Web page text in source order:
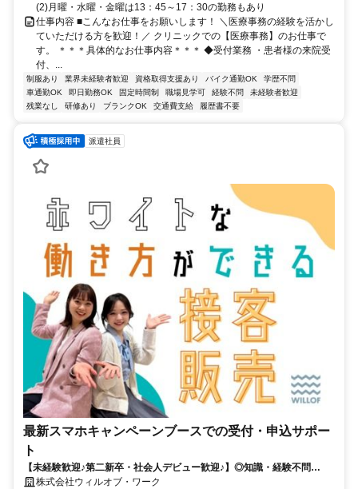
(2)月曜・水曜・金曜は13：45～17：30の勤務もあり
仕事内容 ■こんなお仕事をお願いします！ ＼医療事務の経験を活かし
ていただける方を歓迎！／ クリニックでの【医療事務】のお仕事で
す。 ＊＊＊具体的なお仕事内容＊＊＊ ◆受付業務 ・患者様の来院受
付、...
制服あり 業界未経験者歓迎 資格取得支援あり バイク通勤OK
学歴不問
車通勤OK
即日勤務OK 固定時間制 職場見学可 経験不問
未経験者歓迎
残業なし
研修あり ブランクOK 交通費支給 履歴書不要
派遣社員
最新スマホキャンペーンブースでの受付・申込サポー
ト
【未経験歓迎♪第二新卒・社会人デビュー歓迎♪】◎知識・経験不問
◎NOサービス残業 ◎自社正社員も目指せる
株式会社ウィルオブ・ワーク